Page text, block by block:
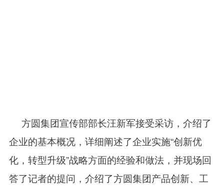
方圆集团宣传部部长汪新军接受采访，介绍了
企业的基本概况，详细阐述了企业实施“创新优
化，转型升级”战略方面的经验和做法，并现场回
答了记者的提问，介绍了方圆集团产品创新、工